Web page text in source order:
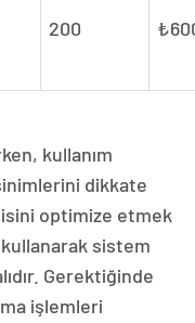
200
kullanım
dikkate
optimize etmek
sistem
Gerektiğinde
işlemleri